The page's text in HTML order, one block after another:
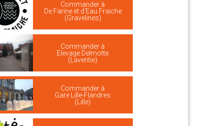
Commander à
De Farine et d'Eau Fraiche
(Gravelines)
Commander à
Elevage Delmotte
(Laventie)
Commander à
Gare Lille-Flandres
(Lille)